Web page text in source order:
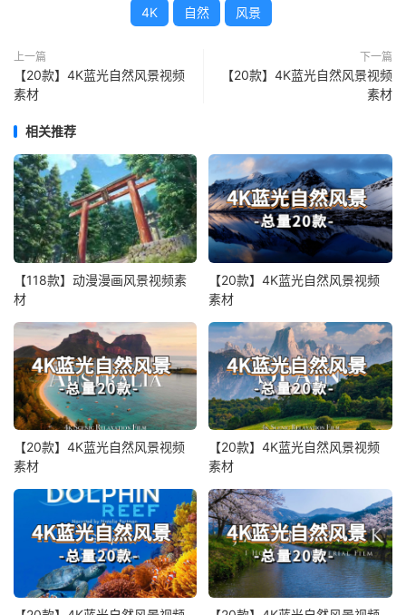
4K 自然 风景
上一篇
【20款】4K蓝光自然风景视频
素材
下一篇
【20款】4K蓝光自然风景视频
素材
相关推荐
【118款】动漫漫画风景视频素
材
【20款】4K蓝光自然风景视频
素材
【20款】4K蓝光自然风景视频
素材
【20款】4K蓝光自然风景视频
素材